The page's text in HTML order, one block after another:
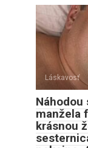
Láskavosť
Náhodou
manžela
krásnou